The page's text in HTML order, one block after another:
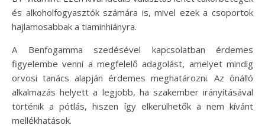
és alkoholfogyasztók számára is, mivel ezek a csoportok
hajlamosabbak a tiaminhiányra.
A Benfogamma szedésével kapcsolatban érdemes
figyelembe venni a megfelelő adagolást, amelyet mindig
orvosi tanács alapján érdemes meghatározni. Az önálló
alkalmazás helyett a legjobb, ha szakember irányításával
történik a pótlás, hiszen így elkerülhetők a nem kívánt
mellékhatások.